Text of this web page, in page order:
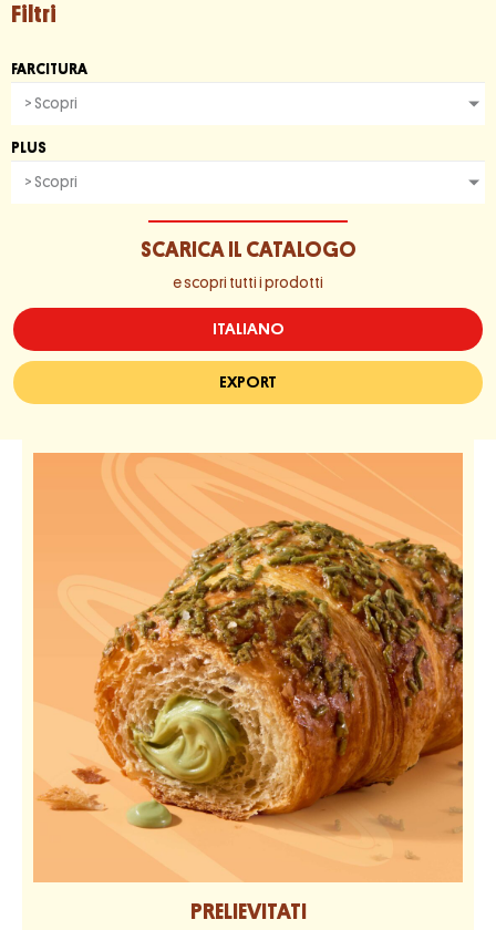
Filtri
FARCITURA
> Scopri
PLUS
> Scopri
SCARICA IL CATALOGO
e scopri tutti i prodotti
ITALIANO
EXPORT
PRELIEVITATI